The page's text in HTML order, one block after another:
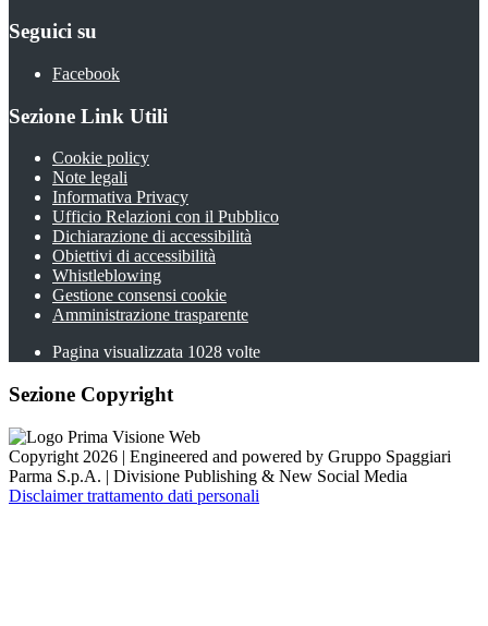
Seguici su
Facebook
Sezione Link Utili
Cookie policy
Note legali
Informativa Privacy
Ufficio Relazioni con il Pubblico
Dichiarazione di accessibilità
Obiettivi di accessibilità
Whistleblowing
Gestione consensi cookie
Amministrazione trasparente
Pagina visualizzata 1028 volte
Sezione Copyright
Copyright 2026 | Engineered and powered by Gruppo Spaggiari
Parma S.p.A. | Divisione Publishing & New Social Media
Disclaimer trattamento dati personali